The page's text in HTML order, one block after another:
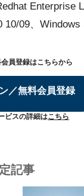
Enterprise
09、Windows
員登録はこちらから
／無料会員登録
ビスの詳細はこちら
記事